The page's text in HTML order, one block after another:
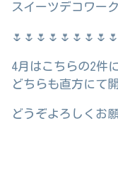
スイーツデコワー
4月はこちらの2件
どちらも直方にて
どうぞよろしくお